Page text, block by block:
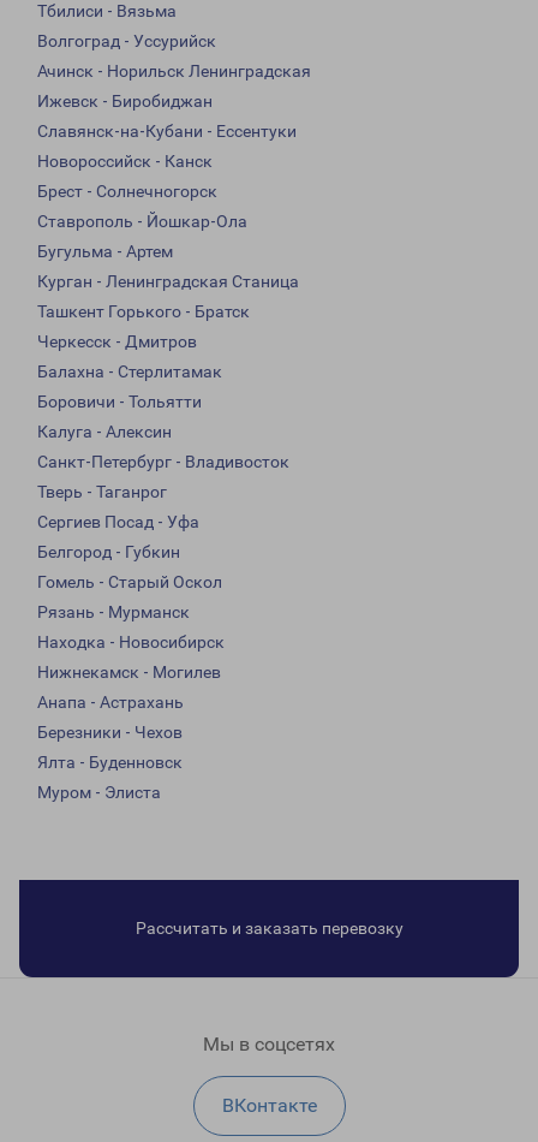
Тбилиси - Вязьма
Волгоград - Уссурийск
Ачинск - Норильск Ленинградская
Ижевск - Биробиджан
Славянск-на-Кубани - Ессентуки
Новороссийск - Канск
Брест - Солнечногорск
Ставрополь - Йошкар-Ола
Бугульма - Артем
Курган - Ленинградская Станица
Ташкент Горького - Братск
Черкесск - Дмитров
Балахна - Стерлитамак
Боровичи - Тольятти
Калуга - Алексин
Санкт-Петербург - Владивосток
Тверь - Таганрог
Сергиев Посад - Уфа
Белгород - Губкин
Гомель - Старый Оскол
Рязань - Мурманск
Находка - Новосибирск
Нижнекамск - Могилев
Анапа - Астрахань
Березники - Чехов
Ялта - Буденновск
Муром - Элиста
Рассчитать и заказать перевозку
Мы в соцсетях
ВКонтакте